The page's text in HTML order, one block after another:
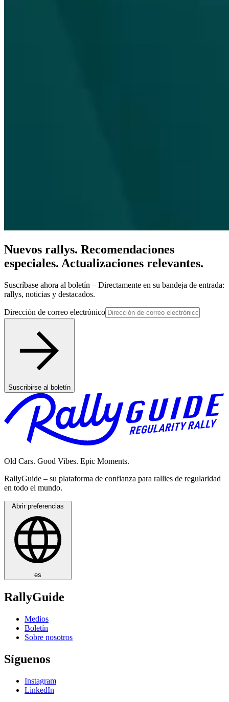
Nuevos rallys. Recomendaciones
especiales. Actualizaciones relevantes.
Suscríbase ahora al boletín – Directamente en su bandeja de entrada:
rallys, noticias y destacados.
Dirección de correo electrónico
Suscribirse al boletín
Old Cars. Good Vibes. Epic Moments.
RallyGuide – su plataforma de confianza para rallies de regularidad
en todo el mundo.
Abrir preferencias
es
RallyGuide
Medios
Boletín
Sobre nosotros
Síguenos
Instagram
LinkedIn